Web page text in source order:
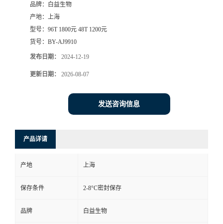
品牌：
白益生物
产地： 上海
型号： 96T 1800元 48T 1200元
货号： BY-AJ9910
发布日期： 2024-12-19
更新日期： 2026-08-07
发送咨询信息
产品详请
产地 上海
保存条件 2-8°C密封保存
品牌 白益生物